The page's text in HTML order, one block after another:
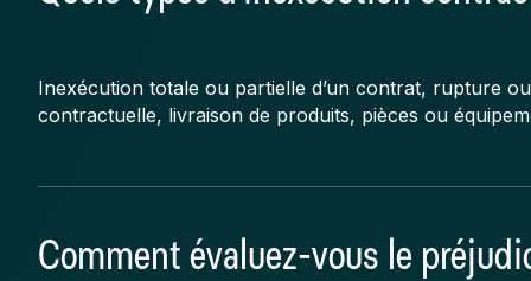
Inexécution totale ou partielle d’un contrat, rupture
contractuelle, livraison de produits, pièces ou
Comment évaluez-vous le